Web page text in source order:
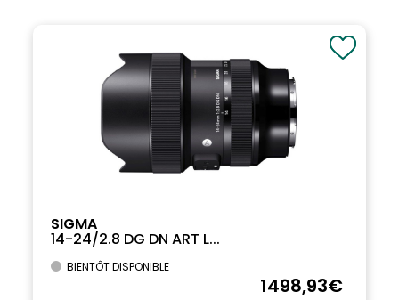
SIGMA
14-24/2.8 DG DN ART L...
BIENTÔT DISPONIBLE
1498,93€